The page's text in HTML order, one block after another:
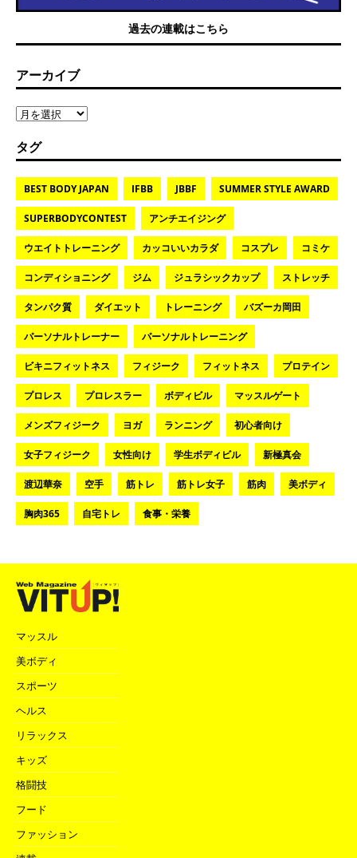
過去の連載はこちら
アーカイブ
タグ
BEST BODY JAPAN IFBB JBBF SUMMER STYLE AWARD
SUPERBODYCONTEST アンチエイジング
ウエイトトレーニング カッコいいカラダ コスプレ コミケ
コンディショニング ジム ジュラシックカップ ストレッチ
タンパク質 ダイエット トレーニング バズーカ岡田
パーソナルトレーナー パーソナルトレーニング
ビキニフィットネス フィジーク フィットネス プロテイン
プロレス プロレスラー ボディビル マッスルゲート
メンズフィジーク ヨガ ランニング 初心者向け
女子フィジーク 女性向け 学生ボディビル 新極真会
渡辺華奈 空手 筋トレ 筋トレ女子 筋肉 美ボディ
胸肉365 自宅トレ 食事・栄養
マッスル
美ボディ
スポーツ
ヘルス
リラックス
キッズ
格闘技
フード
ファッション